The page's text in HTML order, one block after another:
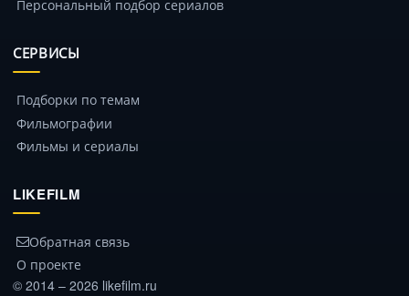
Персональный подбор сериалов
СЕРВИСЫ
Подборки по темам
Фильмографии
Фильмы и сериалы
LIKEFILM
Обратная связь
О проекте
© 2014 – 2026 likefilm.ru